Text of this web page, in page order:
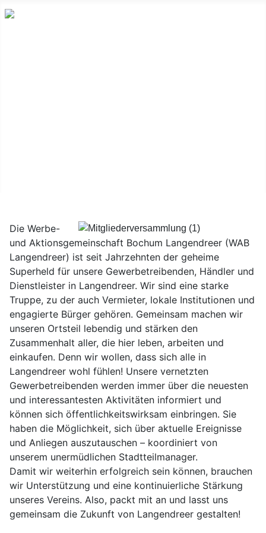
Die Werbe-
und Aktionsgemeinschaft Bochum Langendreer (WAB
Langendreer) ist seit Jahrzehnten der geheime
Superheld für unsere Gewerbetreibenden, Händler und
Dienstleister in Langendreer. Wir sind eine starke
Truppe, zu der auch Vermieter, lokale Institutionen und
engagierte Bürger gehören. Gemeinsam machen wir
unseren Ortsteil lebendig und stärken den
Zusammenhalt aller, die hier leben, arbeiten und
einkaufen. Denn wir wollen, dass sich alle in
Langendreer wohl fühlen! Unsere vernetzten
Gewerbetreibenden werden immer über die neuesten
und interessantesten Aktivitäten informiert und
können sich öffentlichkeitswirksam einbringen. Sie
haben die Möglichkeit, sich über aktuelle Ereignisse
und Anliegen auszutauschen – koordiniert von
unserem unermüdlichen Stadtteilmanager.
Damit wir weiterhin erfolgreich sein können, brauchen
wir Unterstützung und eine kontinuierliche Stärkung
unseres Vereins. Also, packt mit an und lasst uns
gemeinsam die Zukunft von Langendreer gestalten!